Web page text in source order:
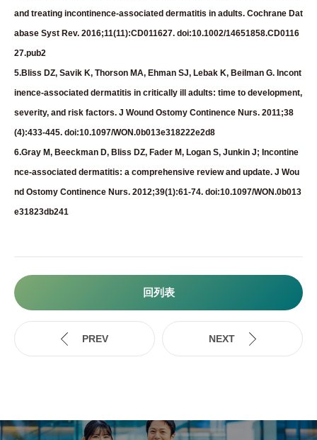
and treating incontinence-associated dermatitis in adults. Cochrane Dat
abase Syst Rev. 2016;11(11):CD011627. doi:10.1002/14651858.CD0116
27.pub2
5.Bliss DZ, Savik K, Thorson MA, Ehman SJ, Lebak K, Beilman G. Incont
inence-associated dermatitis in critically ill adults: time to development,
severity, and risk factors. J Wound Ostomy Continence Nurs. 2011;38
(4):433-445. doi:10.1097/WON.0b013e318222e2d8
6.Gray M, Beeckman D, Bliss DZ, Fader M, Logan S, Junkin J; Incontine
nce-associated dermatitis: a comprehensive review and update. J Wou
nd Ostomy Continence Nurs. 2012;39(1):61-74. doi:10.1097/WON.0b013
e31823db241
回列表